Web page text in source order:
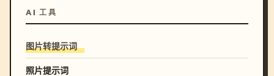
AI 工具
图片转提示词
照片提示词